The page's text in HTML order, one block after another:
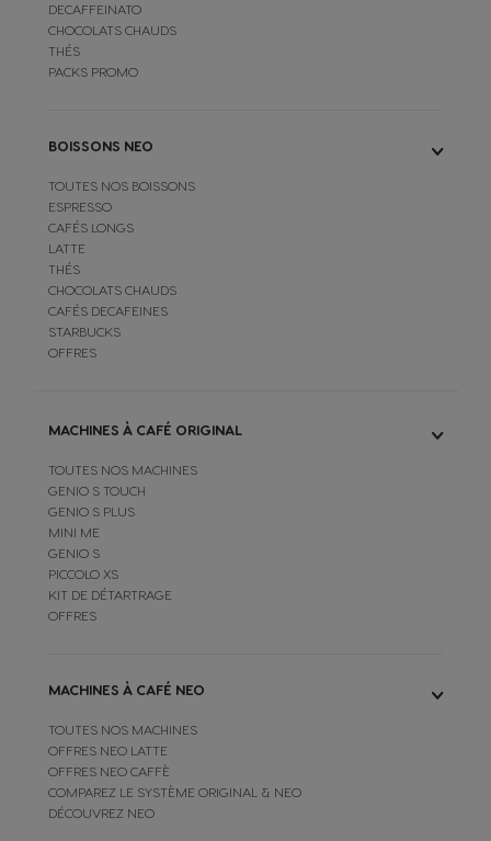
DECAFFEINATO
CHOCOLATS CHAUDS
THÉS
PACKS PROMO
BOISSONS NEO
TOUTES NOS BOISSONS
ESPRESSO
CAFÉS LONGS
LATTE
THÉS
CHOCOLATS CHAUDS
CAFÉS DECAFEINES
STARBUCKS
OFFRES
MACHINES À CAFÉ ORIGINAL
TOUTES NOS MACHINES
GENIO S TOUCH
GENIO S PLUS
MINI ME
GENIO S
PICCOLO XS
KIT DE DÉTARTRAGE
OFFRES
MACHINES À CAFÉ NEO
TOUTES NOS MACHINES
OFFRES NEO LATTE
OFFRES NEO CAFFÈ
COMPAREZ LE SYSTÈME ORIGINAL & NEO
DÉCOUVREZ NEO